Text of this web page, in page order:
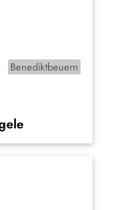
Benediktbeuern